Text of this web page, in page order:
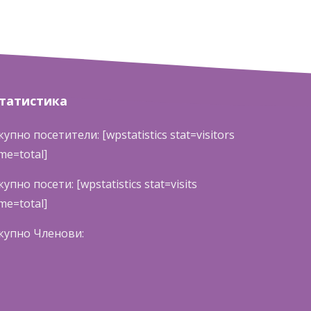
посетители: [wpstatistics stat=visitors
посети: [wpstatistics stat=visits
Членови: